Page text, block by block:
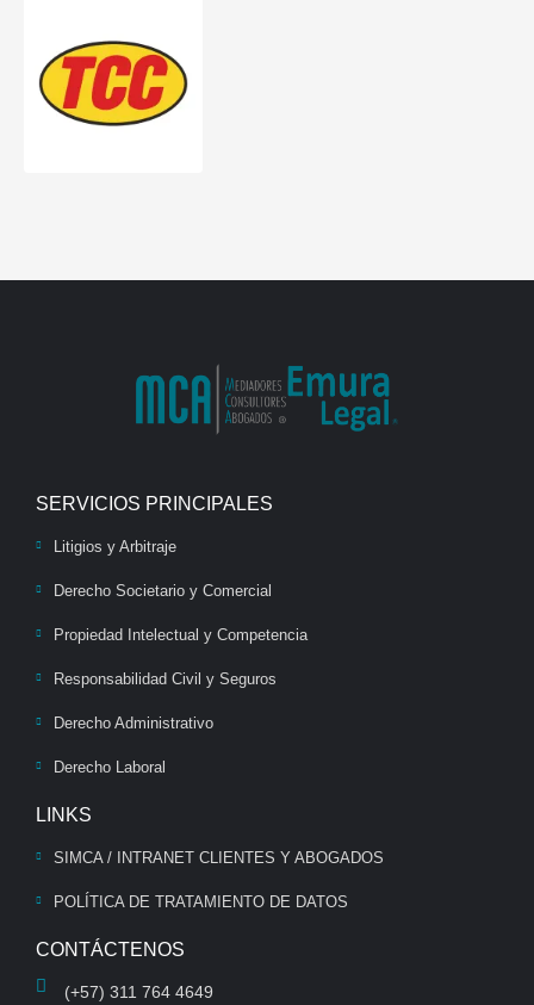
SERVICIOS PRINCIPALES
Litigios y Arbitraje
Derecho Societario y Comercial
Propiedad Intelectual y Competencia
Responsabilidad Civil y Seguros
Derecho Administrativo
Derecho Laboral
LINKS
SIMCA / INTRANET CLIENTES Y ABOGADOS
POLÍTICA DE TRATAMIENTO DE DATOS
CONTÁCTENOS
(+57) 311 764 4649